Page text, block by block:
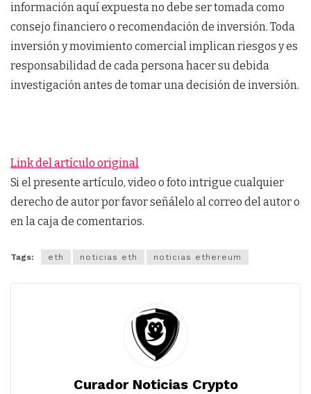
información aquí expuesta no debe ser tomada como
consejo financiero o recomendación de inversión. Toda
inversión y movimiento comercial implican riesgos y es
responsabilidad de cada persona hacer su debida
investigación antes de tomar una decisión de inversión.
Link del artículo original
Si el presente artículo, video o foto intrigue cualquier
derecho de autor por favor señálelo al correo del autor o
en la caja de comentarios.
Tags: eth noticias eth noticias ethereum
Curador Noticias Crypto